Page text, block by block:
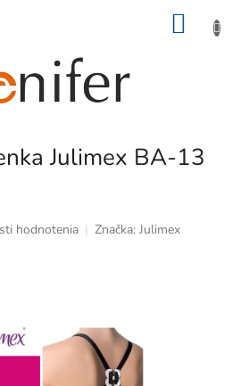
Julimex BA-13
hodnotenia Značka: Julimex